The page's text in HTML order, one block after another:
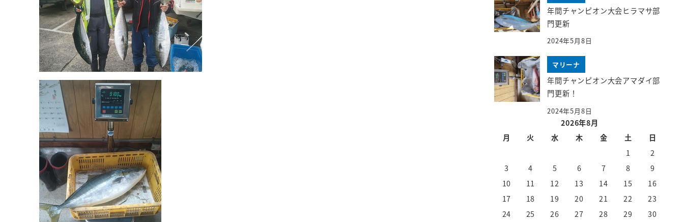
年間チャンピオン大会ヒラマサ部
門更新
2024年5月8日
マリーナ
年間チャンピオン大会アマダイ部
門更新！
2024年5月8日
2026年8月
月
火 水 木 金 土
日
1
2
3
4 5 6 7 8
9
10
11 12 13 14 15
16
17
18 19 20 21 22
23
24
25 26 27 28 29
30